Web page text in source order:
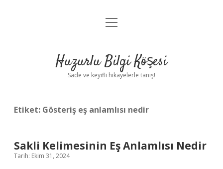
Anasayfa
Yasal Uyarı
menüyü
Huzurlu Bilgi Köşesi
Sade ve keyifli hikayelerle tanış!
Etiket: Gösteriş eş anlamlısı nedir
Sakli Kelimesinin Eş Anlamlısı Nedir
Tarih: Ekim 31, 2024